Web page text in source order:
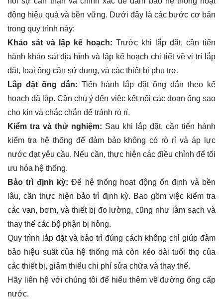
động hiệu quả và bền vững. Dưới đây là các bước cơ bản
trong quy trình này:
Khảo sát và lập kế hoạch: Trước khi lắp đặt, cần tiến
hành khảo sát địa hình và lập kế hoạch chi tiết về vị trí lắp
đặt, loại ống cần sử dụng, và các thiết bị phụ trợ.
Lắp đặt ống dẫn: Tiến hành lắp đặt ống dẫn theo kế
hoạch đã lập. Cần chú ý đến việc kết nối các đoạn ống sao
cho kín và chắc chắn để tránh rò rỉ.
Kiểm tra và thử nghiệm: Sau khi lắp đặt, cần tiến hành
kiểm tra hệ thống để đảm bảo không có rò rỉ và áp lực
nước đạt yêu cầu. Nếu cần, thực hiện các điều chỉnh để tối
ưu hóa hệ thống.
Bảo trì định kỳ: Để hệ thống hoạt động ổn định và bền
lâu, cần thực hiện bảo trì định kỳ. Bao gồm việc kiểm tra
các van, bơm, và thiết bị đo lường, cũng như làm sạch và
thay thế các bộ phận bị hỏng.
Quy trình lắp đặt và bảo trì đúng cách không chỉ giúp đảm
bảo hiệu suất của hệ thống mà còn kéo dài tuổi thọ của
các thiết bị, giảm thiểu chi phí sửa chữa và thay thế.
Hãy liên hệvới chúng tôi để hiểu thêm về đường ống cấp
nước.